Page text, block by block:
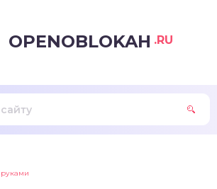
OPENOBLOKAH .RU